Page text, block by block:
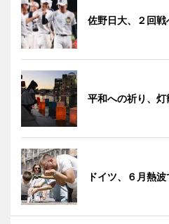
佐野日大、２回
平和への祈り、灯
ドイツ、６月熱